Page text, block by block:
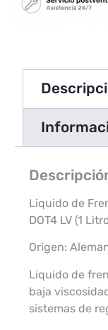
Liquido de
DOT4 LV (1
Origen:
Liquido de
baja
sistemas de